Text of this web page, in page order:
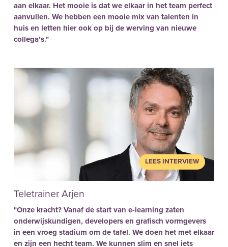
aan elkaar. Het mooie is dat we elkaar in het team perfect
aanvullen. We hebben een mooie mix van talenten in
huis en letten hier ook op bij de werving van nieuwe
collega’s."
LEES INTERVIEW
Teletrainer Arjen
"Onze kracht? Vanaf de start van e-learning zaten
onderwijskundigen, developers en grafisch vormgevers
in een vroeg stadium om de tafel. We doen het met elkaar
en zijn een hecht team. We kunnen slim en snel iets